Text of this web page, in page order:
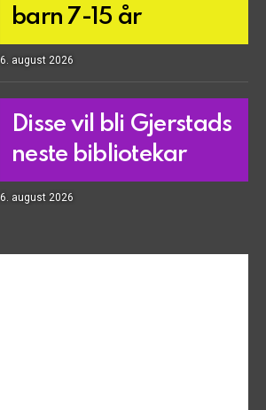
barn 7-15 år
6. august 2026
Disse vil bli Gjerstads
neste bibliotekar
6. august 2026